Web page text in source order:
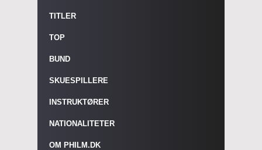
TITLER
TOP
BUND
SKUESPILLERE
INSTRUKTØRER
NATIONALITETER
OM PHILM.DK